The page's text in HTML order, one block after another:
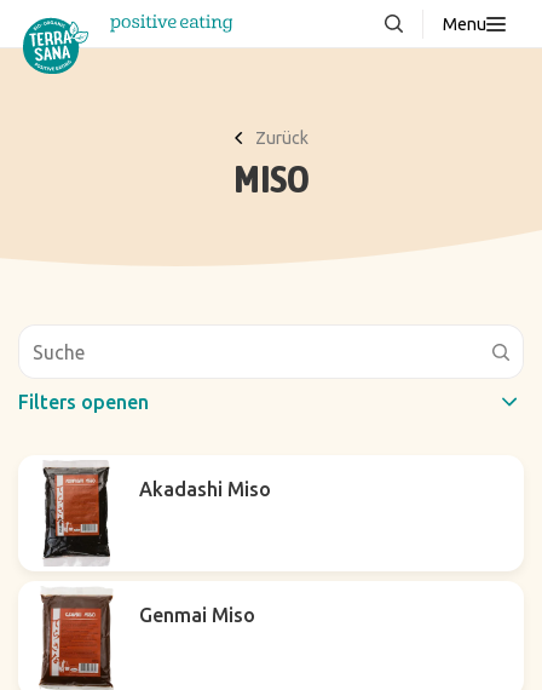
Menu
Über uns
Downloads
Zurück
MISO
Filters openen
Akadashi Miso
Genmai Miso